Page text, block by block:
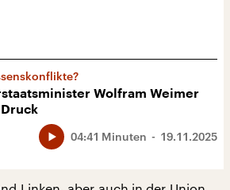
Wolfram Weimer
19.11.2025
04:41 Minuten